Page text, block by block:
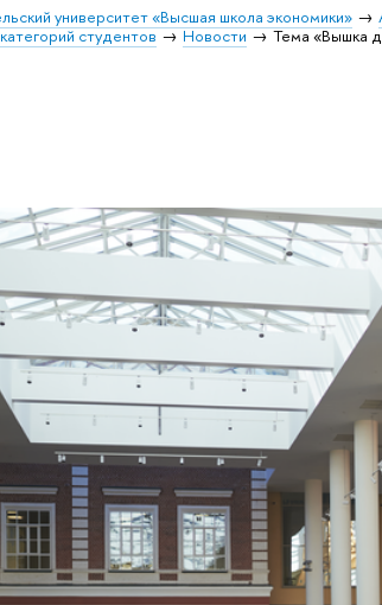
университет «Высшая школа экономики»
студентов
Новости Тема «Вышка